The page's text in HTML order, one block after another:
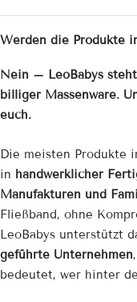
Werden die Produkte
Nein – LeoBabys
billiger Massenware.
euch.
Die meisten Produkte
in handwerklicher
Manufakturen und
Fließband, ohne
LeoBabys unterstützt
geführte Unternehmen
bedeutet, wer hinter